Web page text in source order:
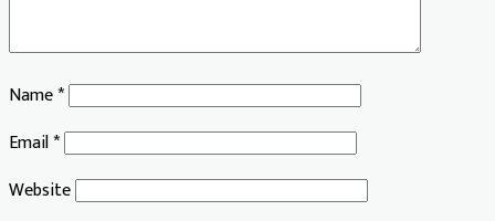
Name*
Email*
Website